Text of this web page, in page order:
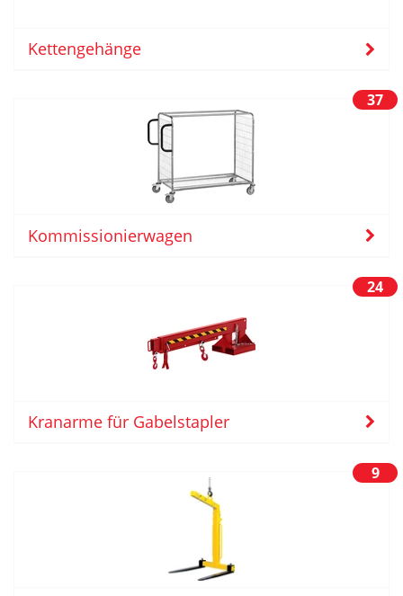
Kettengehänge
37
Kommissionierwagen
24
Kranarme für Gabelstapler
9